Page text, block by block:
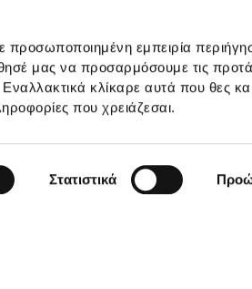
εμπειρία
μας να προσαρμόσουμε τις
κλίκαρε αυτά που θες
που χρειάζεσαι.
Στατιστικά
Όροι εμπορικών ενεργειών
Καταστήματα